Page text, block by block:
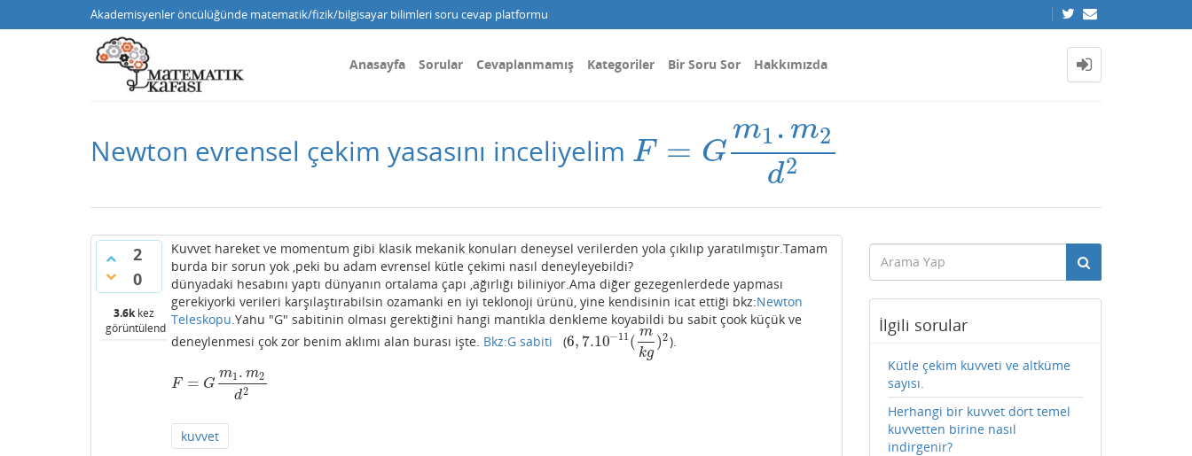
Akademisyenler öncülüğünde matematik/fizik/bilgisayar bilimleri soru cevap platformu
Anasayfa Sorular Cevaplanmamış Kategoriler Bir Soru Sor Hakkımızda
Newton evrensel çekim yasasını inceliyelim F = G
m1 . m2
d2
F= Gm1.m2d2
2
0
3.6kkez
görüntülendi
Kuvvet hareket ve momentum gibi klasik mekanik konuları deneysel verilerden yola çıkılıp yaratılmıştır.Tamam
burda bir sorun yok ,peki bu adam evrensel kütle çekimi nasıl deneyleyebildi?
dünyadaki hesabını yaptı dünyanın ortalama çapı ,ağırlığı biliniyor.Ama diğer gezegenlerdede yapması
gerekiyorki verileri karşılaştırabilsin ozamanki en iyi teklonoji ürünü, yine kendisinin icat ettiği bkz:Newton
Teleskopu .Yahu "G" sabitinin olması gerektiğini hangi mantıkla denkleme koyabildi bu sabit çook küçük ve
deneylenmesi çok zor benim aklımı alan burası işte. Bkz:G sabiti (6, 7.10−11( m
kg
)2
6,7.10−11(m kg)2 ).
F = G
m1 . m2
d2
F= Gm1. m2d2
kuvvet
İlgili sorular
Kütle çekim kuvveti ve altküme
sayısı.
Herhangi bir kuvvet dört temel
kuvvetten birine nasıl
indirgenir?